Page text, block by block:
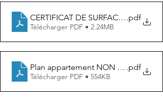
CERTIFICAT DE SURFACE vente 28 04
.pdf
Télécharger PDF • 2.24MB
Plan appartement NON .pdf
Télécharger PDF • 554KB